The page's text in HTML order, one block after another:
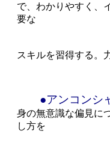
で、わかりやすく、
要な
スキルを習得する。
●アンコンシャ
身の無意識な偏見に
し方を